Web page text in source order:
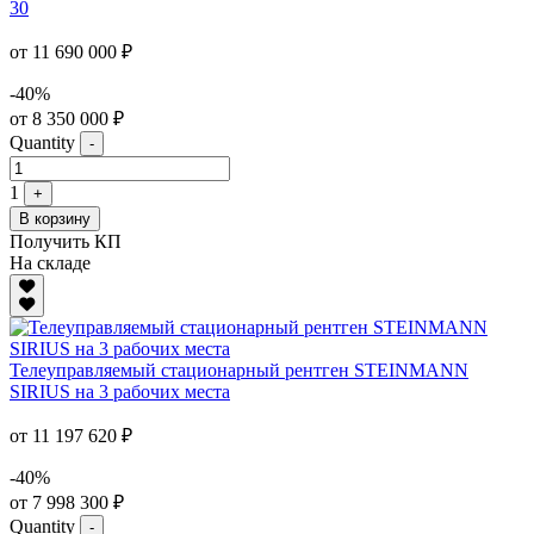
30
от 11 690 000 ₽
-40%
от 8 350 000 ₽
Quantity
-
1
+
В корзину
Получить КП
На складе
Телеуправляемый стационарный рентген STEINMANN
SIRIUS на 3 рабочих места
от 11 197 620 ₽
-40%
от 7 998 300 ₽
Quantity
-